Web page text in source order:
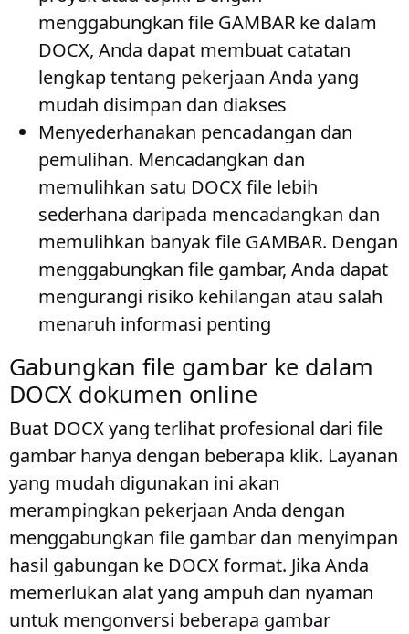
menggabungkan file GAMBAR ke dalam
DOCX, Anda dapat membuat catatan
lengkap tentang pekerjaan Anda yang
mudah disimpan dan diakses
Menyederhanakan pencadangan dan
pemulihan. Mencadangkan dan
memulihkan satu DOCX file lebih
sederhana daripada mencadangkan dan
memulihkan banyak file GAMBAR. Dengan
menggabungkan file gambar, Anda dapat
mengurangi risiko kehilangan atau salah
menaruh informasi penting
Gabungkan file gambar ke dalam
DOCX dokumen online
Buat DOCX yang terlihat profesional dari file
gambar hanya dengan beberapa klik. Layanan
yang mudah digunakan ini akan
merampingkan pekerjaan Anda dengan
menggabungkan file gambar dan menyimpan
hasil gabungan ke DOCX format. Jika Anda
memerlukan alat yang ampuh dan nyaman
untuk mengonversi beberapa gambar